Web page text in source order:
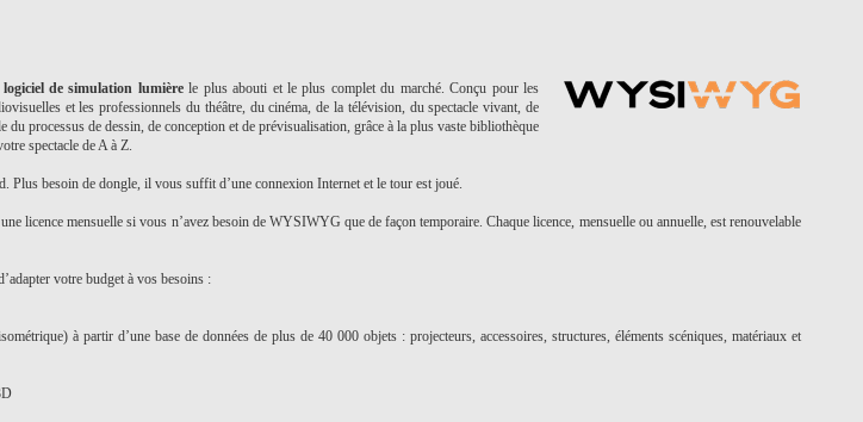
logiciel de simulation lumièrele plus abouti et le plus complet du marché. Conçu pour les
et les professionnels du théâtre, du cinéma, de la télévision, du spectacle vivant, de
du processus de dessin, de conception et de prévisualisation, grâce à la plus vaste bibliothèque
spectacle de A à Z.
Plus besoin de dongle, il vous suffit d’une connexion Internet et le tour est joué.
licence mensuelle si vous n’avez besoin de WYSIWYG que de façon temporaire. Chaque licence, mensuelle ou annuelle, est renouvelable
votre budget à vos besoins :
à partir d’une base de données de plus de 40 000 objets : projecteurs, accessoires, structures, éléments scéniques, matériaux et